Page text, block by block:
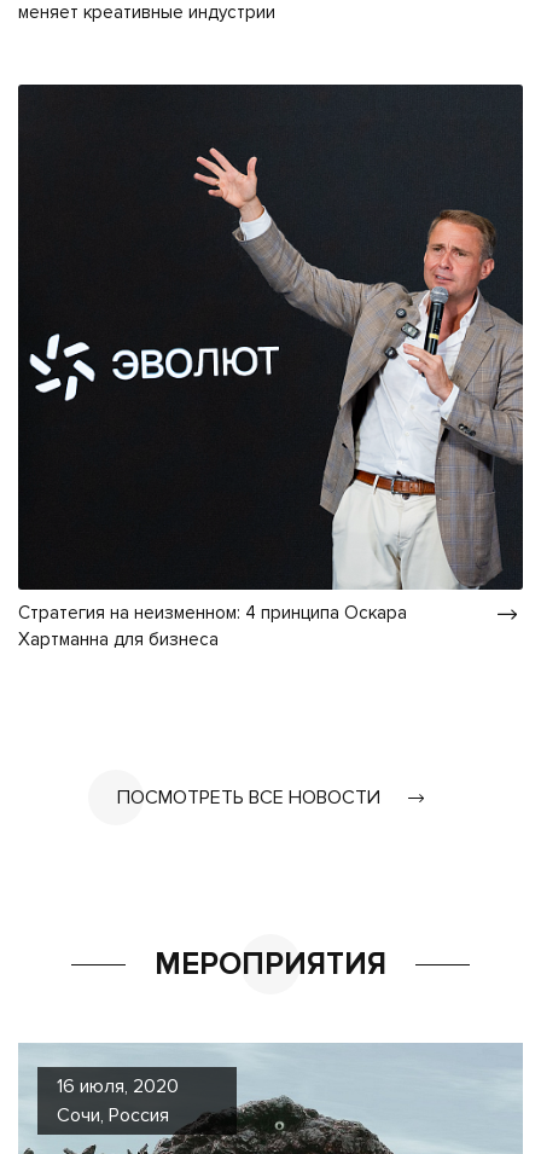
меняет креативные индустрии
Стратегия на неизменном: 4 принципа Оскара
Хартманна для бизнеса
ПОСМОТРЕТЬ ВСЕ НОВОСТИ
МЕРОПРИЯТИЯ
16 июля, 2020
Сочи, Россия